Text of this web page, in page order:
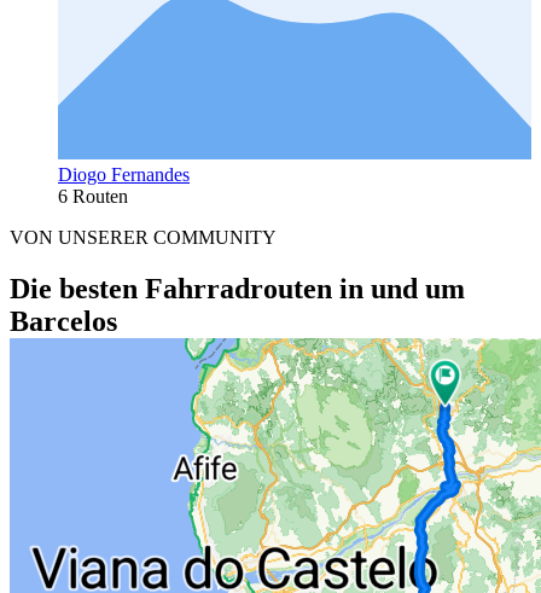
Diogo Fernandes
6 Routen
VON UNSERER COMMUNITY
Die besten Fahrradrouten in und um
Barcelos